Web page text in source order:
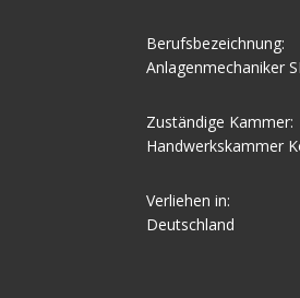
Berufsbezeichnung:
Anlagenmechaniker
Zuständige Kammer:
Handwerkskammer
Verliehen in:
Deutschland